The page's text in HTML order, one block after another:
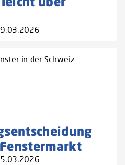
in der Schweiz